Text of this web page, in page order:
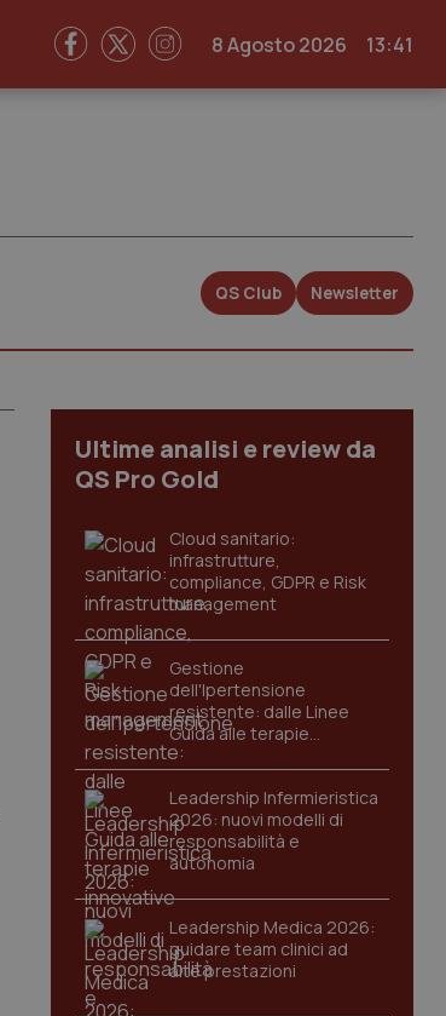
8 Agosto 2026 13:41
QS Club Newsletter
Ultime analisi e review da
QS Pro Gold
Cloud sanitario:
infrastrutture,
compliance, GDPR e Risk
management
Gestione
dell'Ipertensione
resistente: dalle Linee
Guida alle terapie
innovative
Leadership Infermieristica
2026: nuovi modelli di
responsabilità e
autonomia
Leadership Medica 2026:
guidare team clinici ad
alte prestazioni